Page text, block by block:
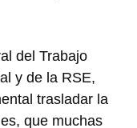
del Trabajo
y de la RSE,
trasladar la
que muchas